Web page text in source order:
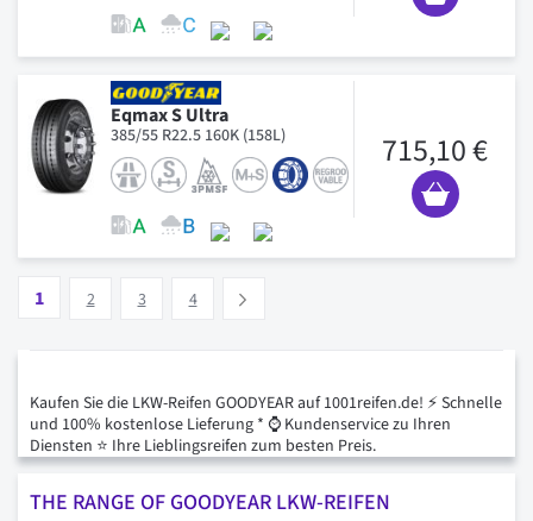
Eqmax S Ultra
385/55 R22.5 160K (158L) 715,10 €
Vous lisez actuellement la page
1 2 3 4
Kaufen Sie die LKW-Reifen GOODYEAR auf 1001reifen.de! ⚡ Schnelle
und 100% kostenlose Lieferung * ⌚ Kundenservice zu Ihren
Diensten ⭐ Ihre Lieblingsreifen zum besten Preis.
THE RANGE OF GOODYEAR LKW-REIFEN